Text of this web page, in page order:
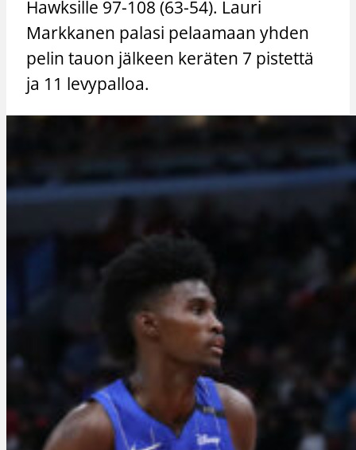
Hawksille 97-108 (63-54). Lauri
Markkanen palasi pelaamaan yhden
pelin tauon jälkeen keräten 7 pistettä
ja 11 levypalloa.